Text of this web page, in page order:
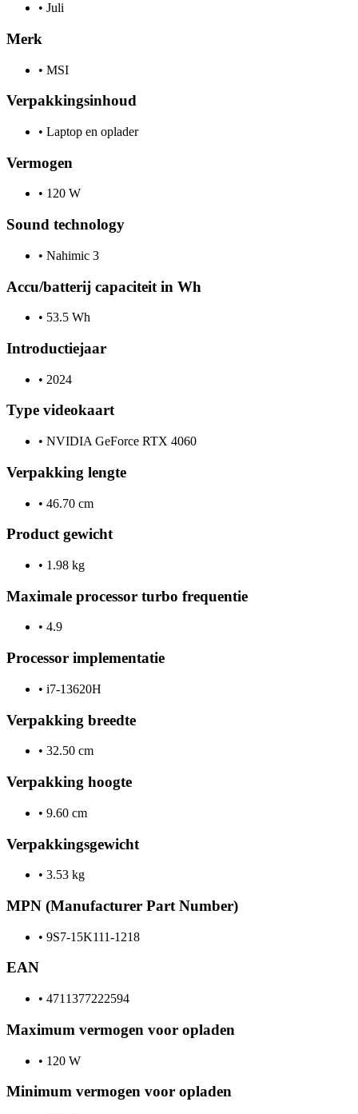
• Juli
Merk
• MSI
Verpakkingsinhoud
• Laptop en oplader
Vermogen
• 120 W
Sound technology
• Nahimic 3
Accu/batterij capaciteit in Wh
• 53.5 Wh
Introductiejaar
• 2024
Type videokaart
• NVIDIA GeForce RTX 4060
Verpakking lengte
• 46.70 cm
Product gewicht
• 1.98 kg
Maximale processor turbo frequentie
• 4.9
Processor implementatie
• i7-13620H
Verpakking breedte
• 32.50 cm
Verpakking hoogte
• 9.60 cm
Verpakkingsgewicht
• 3.53 kg
MPN (Manufacturer Part Number)
• 9S7-15K111-1218
EAN
• 4711377222594
Maximum vermogen voor opladen
• 120 W
Minimum vermogen voor opladen